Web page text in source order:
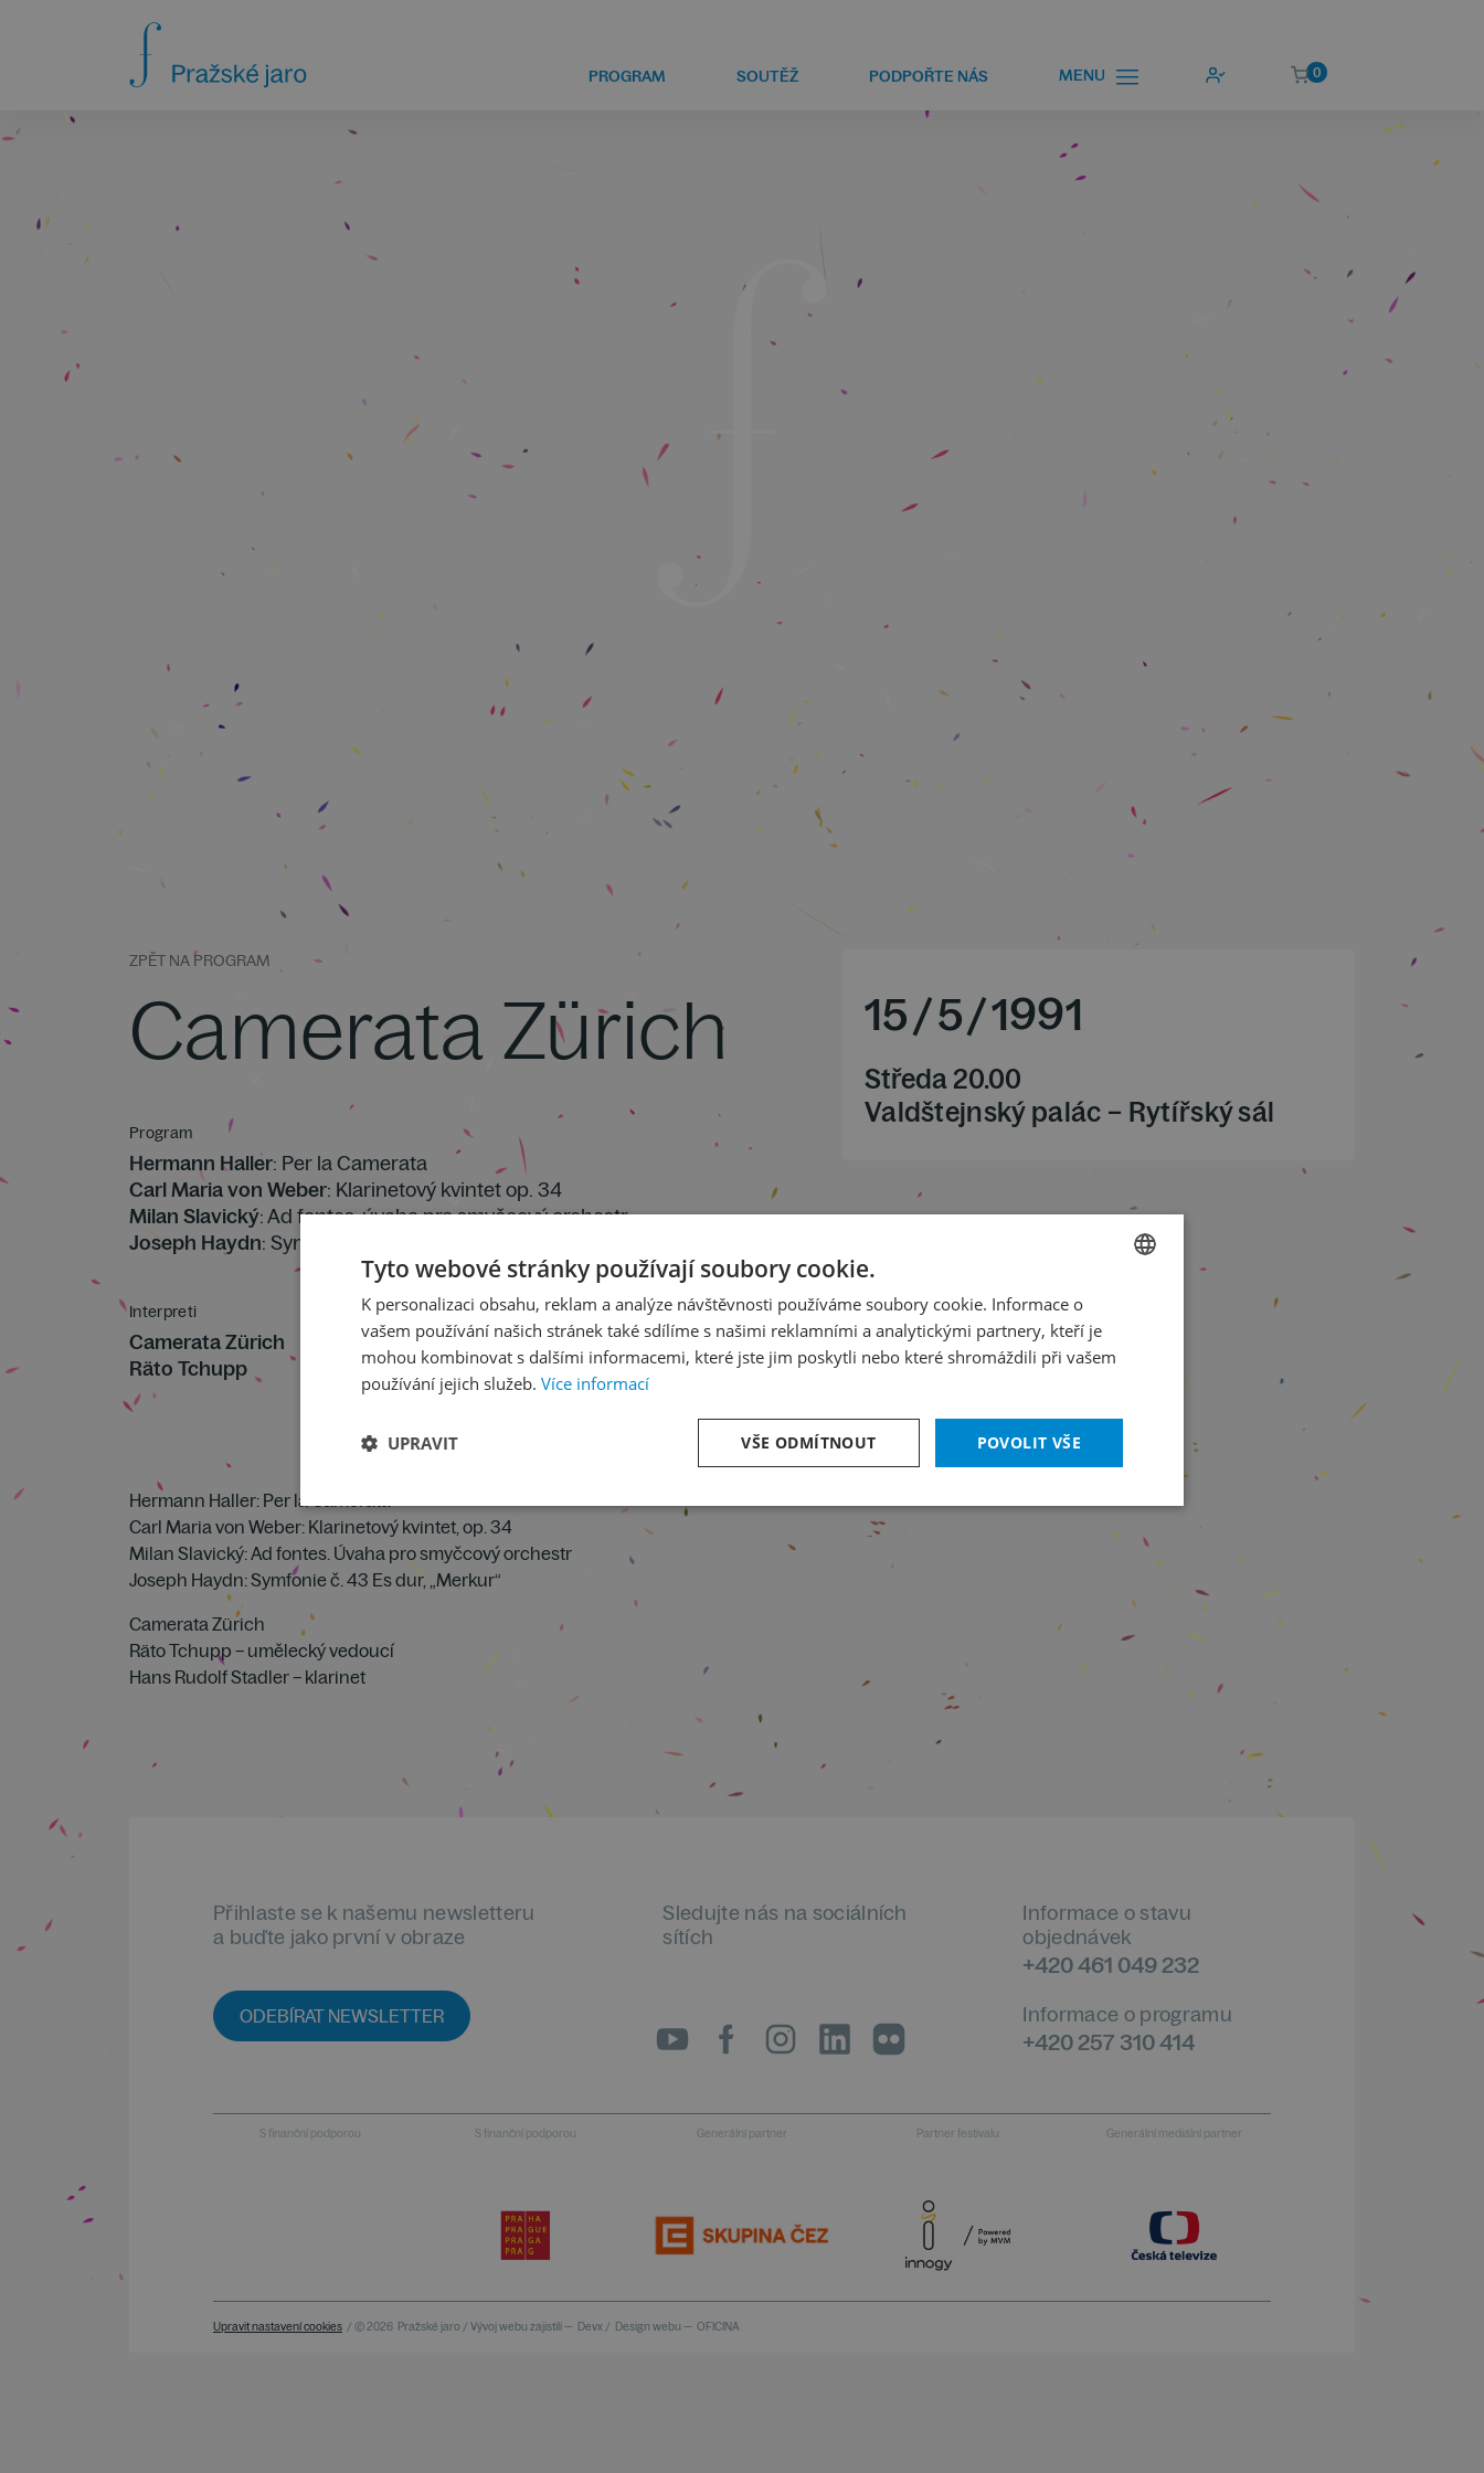
PROGRAM SOUTĚŽ PODPOŘTE NÁS MENU 0
ZPĚT NA PROGRAM
Camerata Zürich
Program
Hermann Haller: Per la Camerata
Carl Maria von Weber: Klarinetový kvintet op. 34
Milan Slavický: Ad fontes, úvaha pro smyčcový orchestr
Joseph Haydn: Symfonie Es dur Hob.I:43 "Merkur"
Interpreti
Camerata Zürich
Räto Tchupp
15/5/1991
Středa 20.00
Valdštejnský palác – Rytířský sál
Hermann Haller: Per la Camerata
Carl Maria von Weber: Klarinetový kvintet, op. 34
Milan Slavický: Ad fontes. Úvaha pro smyčcový orchestr
Joseph Haydn: Symfonie č. 43 Es dur, „Merkur“
Camerata Zürich
Räto Tchupp – umělecký vedoucí
Hans Rudolf Stadler – klarinet
Přihlaste se k našemu newsletteru
a buďte jako první v obraze
ODEBÍRAT NEWSLETTER
Sledujte nás na sociálních
sítích
Informace o stavu
objednávek
+420 461 049 232
Informace o programu
+420 257 310 414
S finanční podporou S finanční podporou Generální partner Partner festivalu Generální mediální partner
Upravit nastavení cookies / © 2026 Pražské jaro / Vývoj webu zajistili — Devx / Design webu — OFICINA
ENGLISH
Tyto webové stránky používají soubory cookie.
K personalizaci obsahu, reklam a analýze návštěvnosti používáme soubory cookie. Informace o
vašem používání našich stránek také sdílíme s našimi reklamními a analytickými partnery, kteří je
mohou kombinovat s dalšími informacemi, které jste jim poskytli nebo které shromáždili při vašem
používání jejich služeb. Více informací
POVOLIT VŠE
VŠE ODMÍTNOUT
UPRAVIT